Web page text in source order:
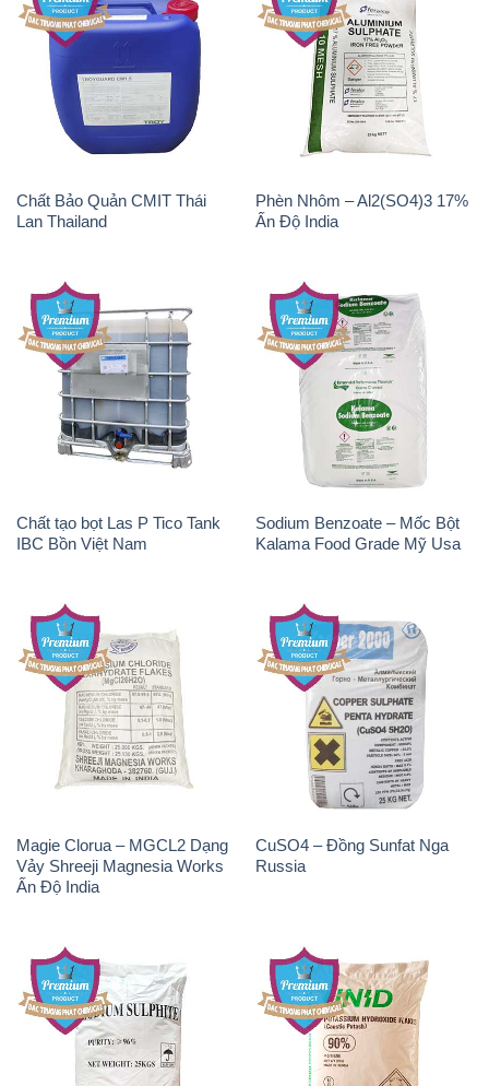
Chất Bảo Quản CMIT Thái
Lan Thailand
Phèn Nhôm – Al2(SO4)3 17%
Ấn Độ India
Chất tạo bọt Las P Tico Tank
IBC Bồn Việt Nam
Sodium Benzoate – Mốc Bột
Kalama Food Grade Mỹ Usa
Magie Clorua – MGCL2 Dạng
Vảy Shreeji Magnesia Works
Ấn Độ India
CuSO4 – Đồng Sunfat Nga
Natri Sunphit – NA2SO3
Trung Quốc China
KOH ( 90%) – Potassium
Hydroxide Unid Hàn Quốc